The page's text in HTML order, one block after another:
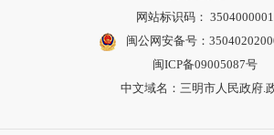
网站标识码： 3504000001
闽公网安备号：
闽ICP备09005087号
中文域名：三明市人民政府.